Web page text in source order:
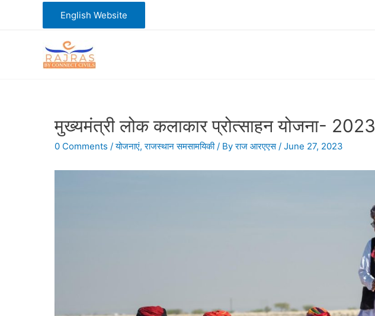
English Website
मुख्यमंत्री लोक कलाकार प्रोत्साहन योजना- 2023
0 Comments /योजनाएं,राजस्थान समसामयिकी/ Byराज आरएएस / June 27, 2023